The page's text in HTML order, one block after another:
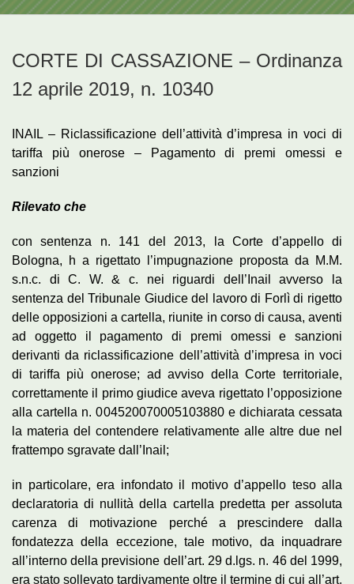
CORTE DI CASSAZIONE – Ordinanza
12 aprile 2019, n. 10340
INAIL – Riclassificazione dell’attività d’impresa in voci di
tariffa più onerose – Pagamento di premi omessi e
sanzioni
Rilevato che
con sentenza n. 141 del 2013, la Corte d’appello di
Bologna, h a rigettato l’impugnazione proposta da M.M.
s.n.c. di C. W. & c. nei riguardi dell’Inail avverso la
sentenza del Tribunale Giudice del lavoro di Forlì di rigetto
delle opposizioni a cartella, riunite in corso di causa, aventi
ad oggetto il pagamento di premi omessi e sanzioni
derivanti da riclassificazione dell’attività d’impresa in voci
di tariffa più onerose; ad avviso della Corte territoriale,
correttamente il primo giudice aveva rigettato l’opposizione
alla cartella n. 004520070005103880 e dichiarata cessata
la materia del contendere relativamente alle altre due nel
frattempo sgravate dall’Inail;
in particolare, era infondato il motivo d’appello teso alla
declaratoria di nullità della cartella predetta per assoluta
carenza di motivazione perché a prescindere dalla
fondatezza della eccezione, tale motivo, da inquadrare
all’interno della previsione dell’art. 29 d.lgs. n. 46 del 1999,
era stato sollevato tardivamente oltre il termine di cui all’art.